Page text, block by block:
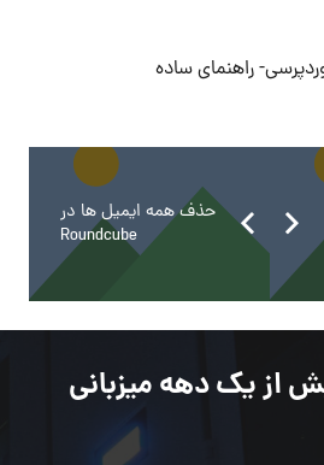
راهنمای ساده
حذف همه ایمیل ها در
Roundcube
از یک دهه میزبانی